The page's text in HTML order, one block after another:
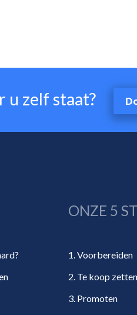
u zelf staat?
ONZE 5
1. Voorbereiden
2. Te koop zetten
3. Promoten